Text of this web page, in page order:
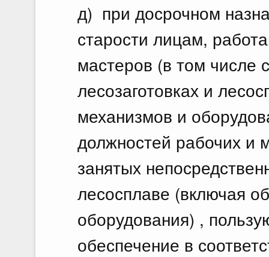
д) при досрочном
старости лицам,
мастеров (в том числе
лесозаготовках и
механизмов и
должностей рабочих и
занятых
лесосплаве (включая
оборудования) ,
обеспечение в